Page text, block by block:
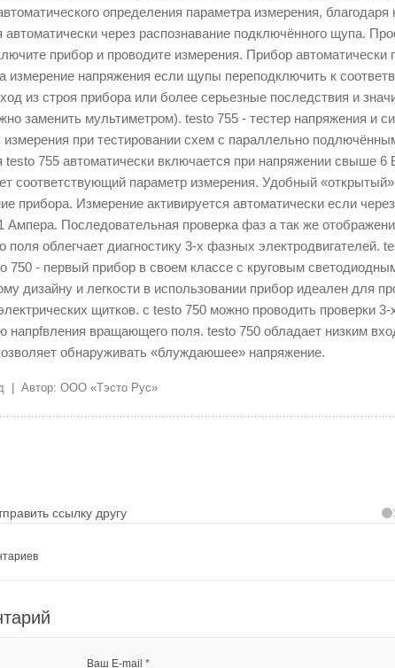
определения параметра измерения, благодаря
через распознавание подключённого щупа.
прибор и проводите измерения. Прибор автоматически
измерение напряжения если щупы переподключить к
из строя прибора или более серьезные последствия и
заменить мультиметром). testo 755 - тестер напряжения и
измерения при тестировании схем с параллельно
testo 755 автоматически включается при напряжении свыше 6
соответствующий параметр измерения. Удобный
прибора. Измерение активируется автоматически если
Ампера. Последовательная проверка фаз а так же
поля облегчает диагностику 3-х фазных электродвигателей.
750 - первый прибор в своем классе с круговым
дизайну и легкости в использовании прибор идеален для
щитков. с testo 750 можно проводить проверки
напрfвления вращающего поля. testo 750 обладает низким
обнаруживать «блуждаюшее» напряжение.
| Автор: ООО «Тэсто Рус»
ссылку другу
Ваш E-mail *